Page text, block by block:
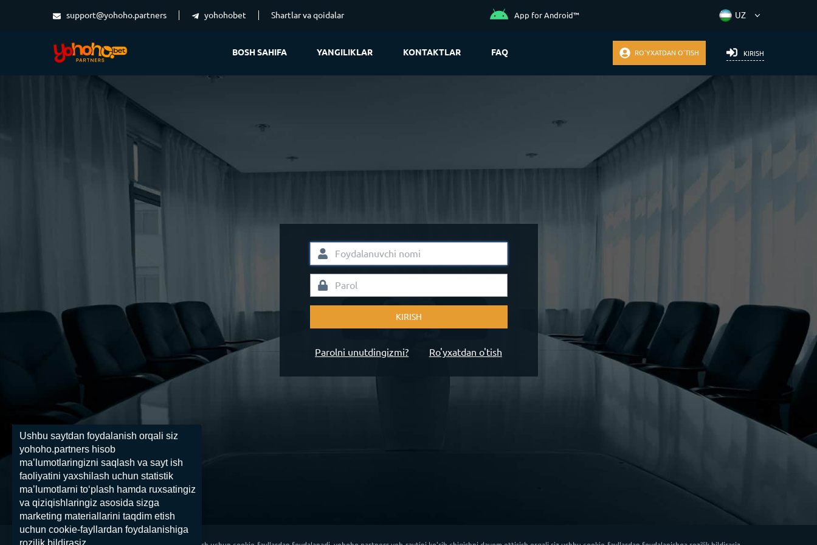
support@yohoho.partners yohohobet Shartlar va qoidalar App for Android™
BOSH SAHIFA YANGILIKLAR KONTAKTLAR FAQ RO'YXATDAN O'TISH KIRISH
KIRISH
Parolni unutdingizmi? Ro'yxatdan o'tish
Ushbu saytdan foydalanish orqali siz
yohoho.partners hisob
maʼlumotlaringizni saqlash va sayt ish
faoliyatini yaxshilash uchun statistik
maʼlumotlarni toʻplash hamda ruxsatingiz
va qiziqishlaringiz asosida sizga
marketing materiallarini taqdim etish
uchun cookie-fayllardan foydalanishiga
rozilik bildirasiz.